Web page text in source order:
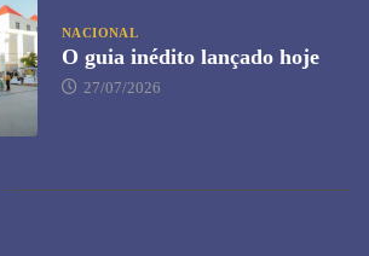
NACIONAL
O guia inédito lançado hoje
27/07/2026